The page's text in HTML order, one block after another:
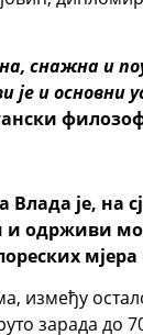
снажна и
је и основни
Влада је, на
одрживи
мјера
између
зарада до